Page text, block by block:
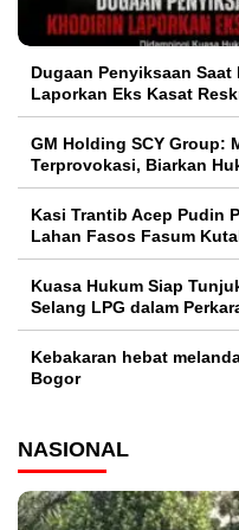
Dugaan Penyiksaan
Laporkan Eks Kasat
GM Holding SCY Group:
Terprovokasi, Biarkan
Kasi Trantib Acep Pudin
Lahan Fasos Fasum
Kuasa Hukum Siap
Selang LPG dalam
Kebakaran hebat
Bogor
NASIONAL